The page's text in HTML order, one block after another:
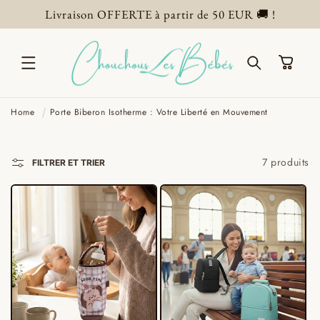
PASSER
AU
Livraison OFFERTE à partir de 50 EUR 🚚 !
Panier
Home Porte Biberon Isotherme : Votre Liberté en Mouvement
FILTRER ET TRIER 7 produits